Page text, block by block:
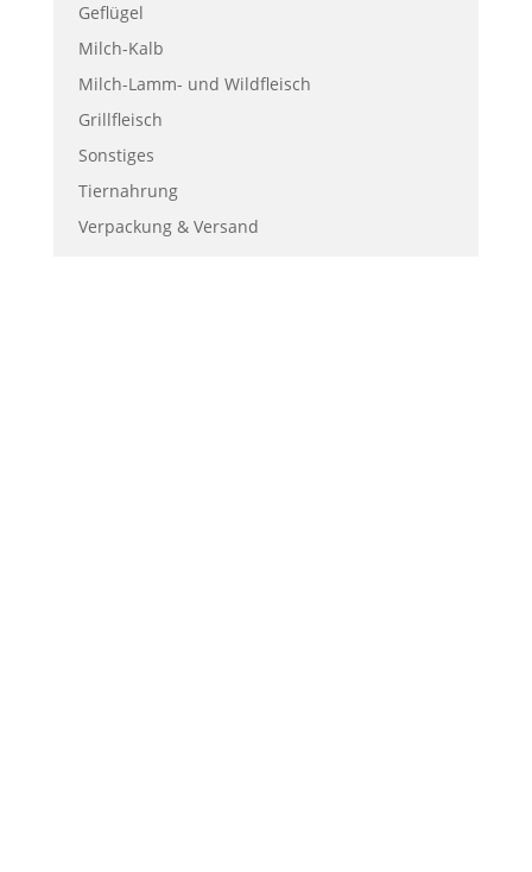
Geflügel
Milch-Kalb
Milch-Lamm- und Wildfleisch
Grillfleisch
Sonstiges
Tiernahrung
Verpackung & Versand